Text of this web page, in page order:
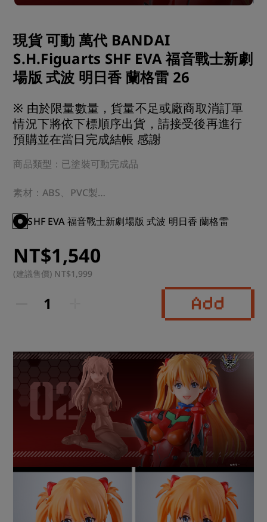
現貨 可動 萬代 BANDAI
S.H.Figuarts SHF EVA 福音戰士新劇
場版 式波 明日香 蘭格雷 26
※ 由於限量數量，貨量不足或廠商取消訂單
情況下將依下標順序出貨，請接受後再進行
預購並在當日完成結帳 感謝
商品類型：已塗裝可動完成品
素材：ABS、PVC製
規格：無比例・全高135mm
運送方式：超商 or 宅配
預計到貨時間：2026年1月(1月~2月)
SHF EVA 福音戰士新劇場版 式波 明日香 蘭格雷
NT$1,540
(建議售價) NT$1,999
Add